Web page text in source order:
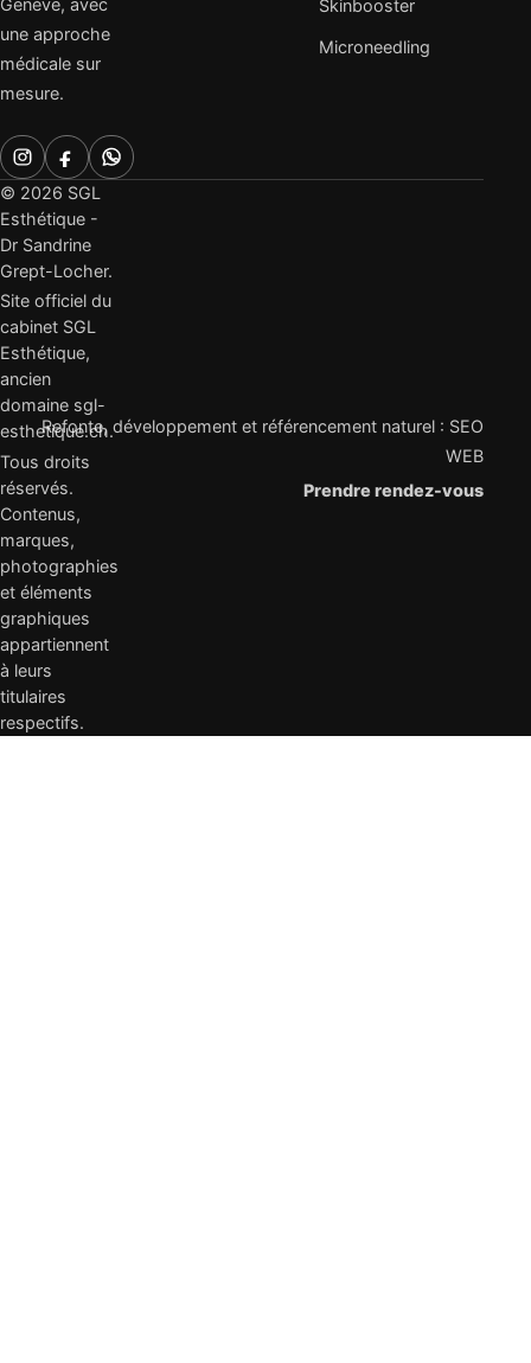
Genève, avec
une approche
médicale sur
mesure.
Skinbooster
Microneedling
© 2026 SGL
Esthétique -
Dr Sandrine
Grept-Locher.
Site officiel du
cabinet SGL
Esthétique,
ancien
domaine sgl-
esthetique.ch.
Tous droits
réservés.
Contenus,
marques,
photographies
et éléments
graphiques
appartiennent
à leurs
titulaires
respectifs.
Refonte, développement et référencement naturel : SEO
WEB
Prendre rendez-vous